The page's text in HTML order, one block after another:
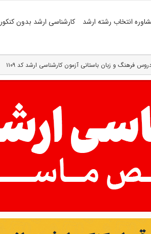
انتخاب رشته ارشد کارشناسی ارشد بدون کنکور
فرهنگ و زبان باستانی آزمون کارشناسی ارشد کد ۱۱۰۹